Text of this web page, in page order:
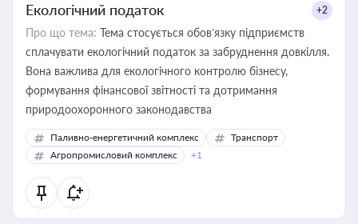
Екологічний податок +2
Про що тема: Тема стосується обов’язку підприємств
сплачувати екологічний податок за забруднення довкілля.
Вона важлива для екологічного контролю бізнесу,
формування фінансової звітності та дотримання
природоохоронного законодавства
Паливно-енергетичний комплекс
Транспорт
Агропромисловий комплекс
+1